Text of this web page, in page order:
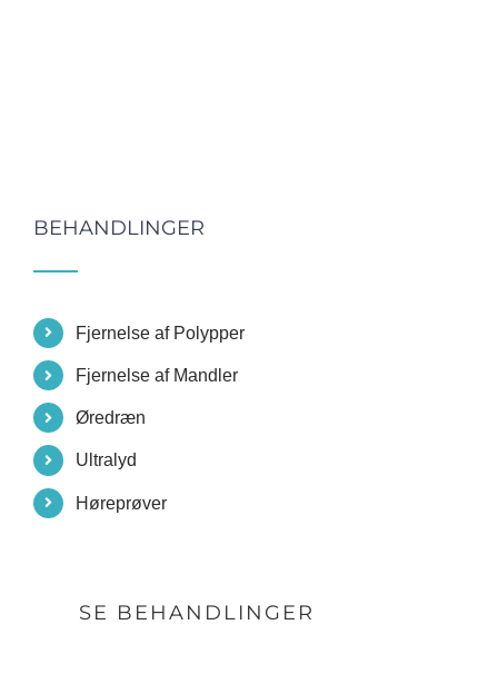
BEHANDLINGER
Fjernelse af Polypper
Fjernelse af Mandler
Øredræn
Ultralyd
Høreprøver
SE BEHANDLINGER